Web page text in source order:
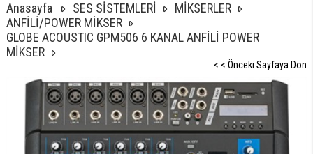
Anasayfa SES SİSTEMLERİ
MİKSERLER
ANFİLİ/POWER MİKSER
GLOBE ACOUSTIC GPM506 6 KANAL ANFİLİ POWER
MİKSER
< < Önceki Sayfaya Dön